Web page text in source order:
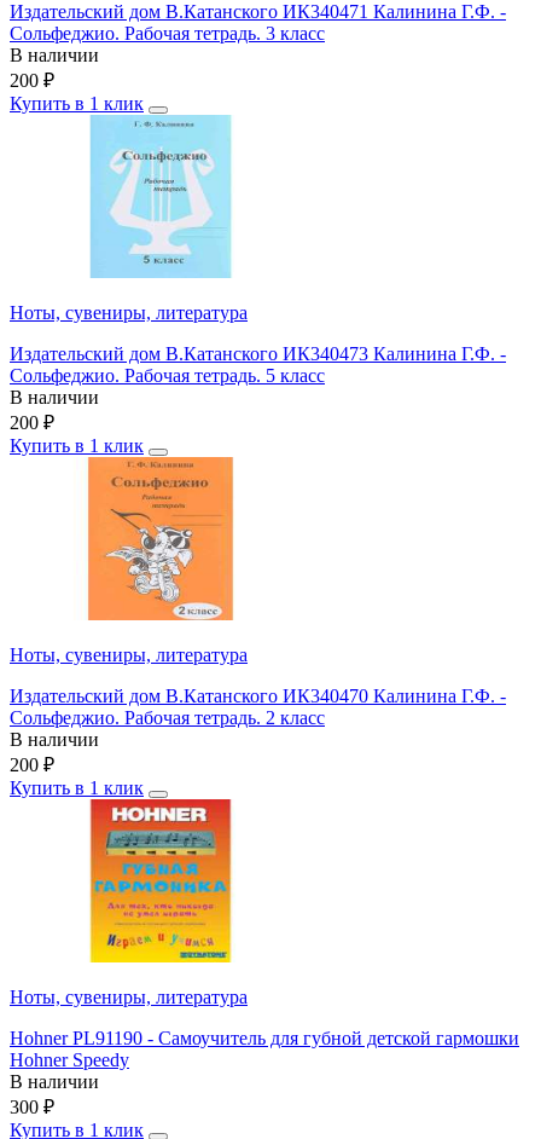
Издательский дом В.Катанского ИК340471 Калинина Г.Ф. -
Сольфеджио. Рабочая тетрадь. 3 класс
В наличии
200 ₽
Купить в 1 клик
Ноты, сувениры, литература
Издательский дом В.Катанского ИК340473 Калинина Г.Ф. -
Сольфеджио. Рабочая тетрадь. 5 класс
В наличии
200 ₽
Купить в 1 клик
Ноты, сувениры, литература
Издательский дом В.Катанского ИК340470 Калинина Г.Ф. -
Сольфеджио. Рабочая тетрадь. 2 класс
В наличии
200 ₽
Купить в 1 клик
Ноты, сувениры, литература
Hohner PL91190 - Самоучитель для губной детской гармошки
Hohner Speedy
В наличии
300 ₽
Купить в 1 клик